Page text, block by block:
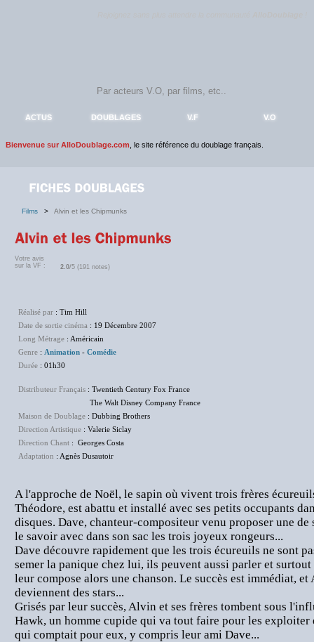
ACTUS DOUBLAGES V.F V.O
Bienvenue sur AlloDoublage.com , le site référence du doublage français.
Films > Alvin et les Chipmunks
Votre avis
sur la VF :
2.0/5 (191 notes)
Réalisé par : Tim Hill
Date de sortie cinéma : 19 Décembre 2007
Long Métrage : Américain
Genre : Animation - Comédie
Durée : 01h30
Distributeur Français : Twentieth Century Fox France
The Walt Disney Company France
Maison de Doublage : Dubbing Brothers
Direction Artistique : Valerie Siclay
Direction Chant : Georges Costa
Adaptation : Agnès Dusautoir
A l'approche de Noël, le sapin où vivent trois frères
Théodore, est abattu et installé avec ses petits occupants
disques. Dave, chanteur-compositeur venu proposer une de
le savoir avec dans son sac les trois joyeux rongeurs...
Dave découvre rapidement que les trois écureuils ne sont
semer la panique chez lui, ils peuvent aussi parler et
leur compose alors une chanson. Le succès est immédiat,
deviennent des stars...
Grisés par leur succès, Alvin et ses frères tombent sous
Hawk, un homme cupide qui va tout faire pour les
qui comptait pour eux, y compris leur ami Dave...